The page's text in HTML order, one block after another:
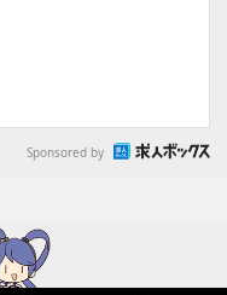
Sponsored by